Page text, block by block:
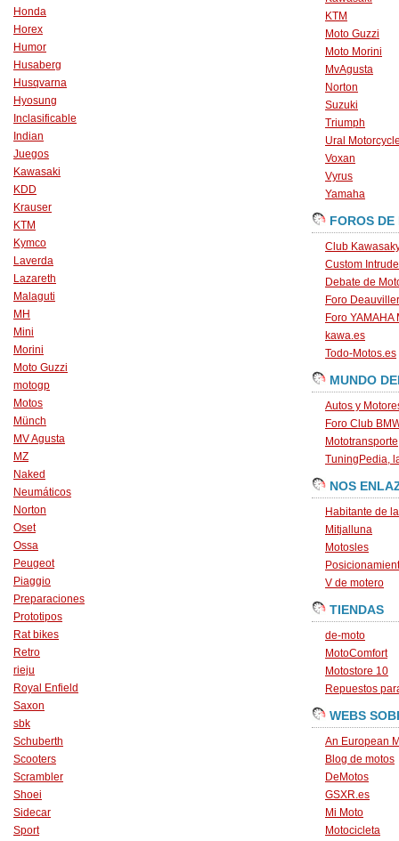
Honda
Horex
Humor
Husaberg
Husqvarna
Hyosung
Inclasificable
Indian
Juegos
Kawasaki
KDD
Krauser
KTM
Kymco
Laverda
Lazareth
Malaguti
MH
Mini
Morini
Moto Guzzi
motogp
Motos
Münch
MV Agusta
MZ
Naked
Neumáticos
Norton
Oset
Ossa
Peugeot
Piaggio
Preparaciones
Prototipos
Rat bikes
Retro
rieju
Royal Enfield
Saxon
sbk
Schuberth
Scooters
Scrambler
Shoei
Sidecar
Sport
KTM
Moto Guzzi
Moto Morini
MvAgusta
Norton
Suzuki
Triumph
Ural
Voxan
Vyrus
Yamaha
FOROS DE
Club
Custom
Debate de
Foro
Foro YAMAHA
kawa.es
Todo-Motos.es
MUNDO
Autos y
Foro Club
Mototransporte
TuningPedia,
NOS
Habitante de
Mitjalluna
Motosles
V de motero
TIENDAS
de-moto
MotoComfort
Motostore 10
Repuestos
WEBS
An European
Blog de motos
DeMotos
GSXR.es
Mi Moto
Motocicleta